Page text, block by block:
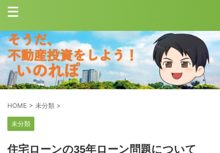
HOME > 未分類 >
未分類
住宅ローンの35年ローン問題について